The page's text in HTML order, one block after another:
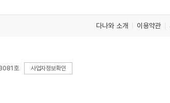
다나와 소개 이용약관
호 사업자정보확인